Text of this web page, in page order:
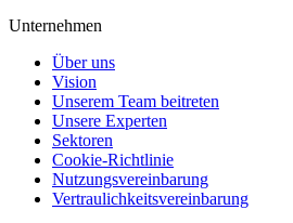
Unternehmen
Über uns
Vision
Unserem Team beitreten
Unsere Experten
Sektoren
Cookie-Richtlinie
Nutzungsvereinbarung
Vertraulichkeitsvereinbarung